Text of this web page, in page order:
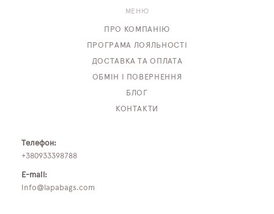
МЕНЮ
ПРО КОМПАНІЮ
ПРОГРАМА ЛОЯЛЬНОСТІ
ДОСТАВКА ТА ОПЛАТА
ОБМІН І ПОВЕРНЕННЯ
БЛОГ
КОНТАКТИ
Телефон:
+380933398788
E-mail:
info@lapabags.com